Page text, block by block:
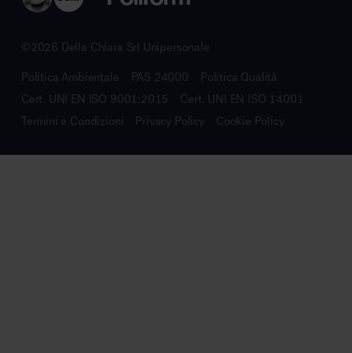
©2026 Della Chiara Srl Unipersonale
Politica Ambientale PAS 24000
Politica Qualità
Cert. UNI EN ISO 9001:2015
Cert. UNI EN ISO 14001
Termini e Condizioni
Privacy Policy Cookie Policy